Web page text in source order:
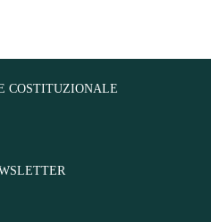
COSTITUZIONALE